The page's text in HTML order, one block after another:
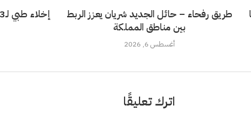
إخلاء طبي لـ3 مواطنين من مصر إلى المملكة
طريق رفحاء – حائل الجديد شريان يعزز الربط
بين مناطق المملكة
أغسطس 6, 2026
اترك تعليقًا